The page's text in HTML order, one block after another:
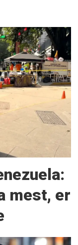
mest, er